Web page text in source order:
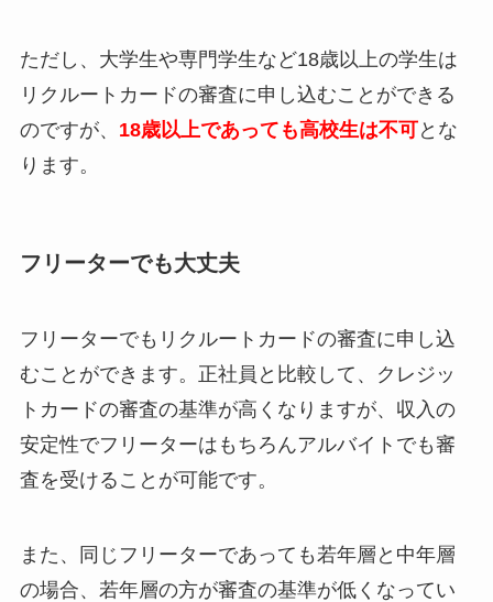
ただし、大学生や専門学生など18歳以上の学生は
リクルートカードの審査に申し込むことができる
のですが、 18歳以上であっても高校生は不可とな
ります。
フリーターでも大丈夫
フリーターでもリクルートカードの審査に申し込
むことができます。正社員と比較して、クレジッ
トカードの審査の基準が高くなりますが、収入の
安定性でフリーターはもちろんアルバイトでも審
査を受けることが可能です。
また、同じフリーターであっても若年層と中年層
の場合、若年層の方が審査の基準が低くなってい